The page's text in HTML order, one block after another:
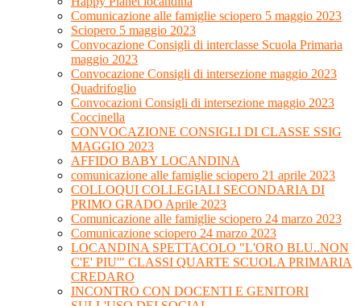
Comunicazione alle famiglie sciopero 5 maggio 2023
Sciopero 5 maggio 2023
Convocazione Consigli di interclasse Scuola Primaria
maggio 2023
Convocazione Consigli di intersezione maggio 2023
Quadrifoglio
Convocazioni Consigli di intersezione maggio 2023
Coccinella
CONVOCAZIONE CONSIGLI DI CLASSE SSIG
MAGGIO 2023
AFFIDO BABY LOCANDINA
comunicazione alle famiglie sciopero 21 aprile 2023
COLLOQUI COLLEGIALI SECONDARIA DI
PRIMO GRADO Aprile 2023
Comunicazione alle famiglie sciopero 24 marzo 2023
Comunicazione sciopero 24 marzo 2023
LOCANDINA SPETTACOLO "L'ORO BLU..NON
C'E' PIU'" CLASSI QUARTE SCUOLA PRIMARIA
CREDARO
INCONTRO CON DOCENTI E GENITORI